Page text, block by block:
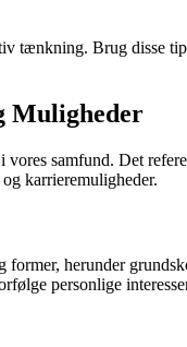
tænkning. Brug disse
Muligheder
vores samfund. Det
karrieremuligheder.
herunder
personlige